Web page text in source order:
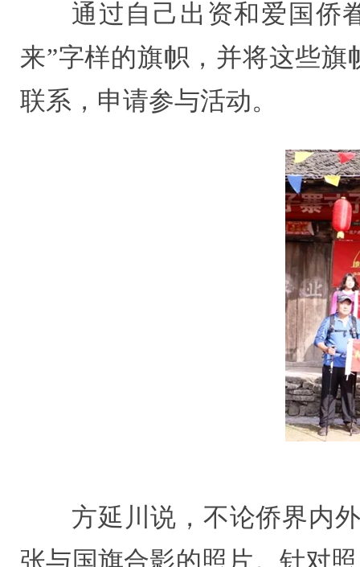
通过自己出资和爱国侨
来”字样的旗帜，并将这些
联系，申请参与活动。
方延川说，不论侨界内
张与国旗合影的照片。针对